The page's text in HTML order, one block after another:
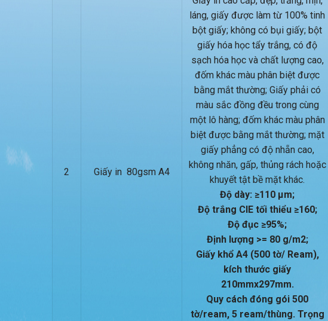
2 Giấy in 80gsm A4
láng, giấy được làm từ 100% tinh
bột giấy; không có bụi giấy; bột
giấy hóa học tẩy trắng, có độ
sạch hóa học và chất lượng cao,
đốm khác màu phân biệt được
bằng mắt thường; Giấy phải có
màu sắc đồng đều trong cùng
một lô hàng; đốm khác màu phân
biệt được bằng mắt thường; mặt
giấy phẳng có độ nhẵn cao,
không nhăn, gấp, thủng rách hoặc
khuyết tật bề mặt khác.
Độ dày: ≥110 µm;
Độ trắng CIE tối thiểu ≥160;
Độ đục ≥95%;
Định lượng >= 80 g/m2;
Giấy khổ A4 (500 tờ/ Ream),
kích thước giấy
210mmx297mm.
Quy cách đóng gói 500
tờ/ream, 5 ream/thùng. Trọng